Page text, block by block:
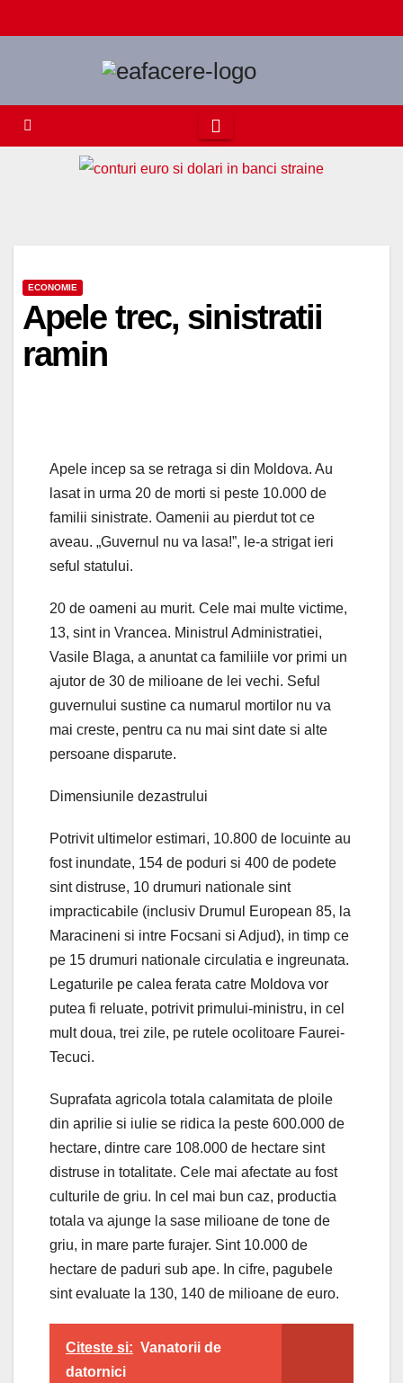
to
ECONOMIE
Apele trec, sinistratii
ramin
Apele incep sa se retraga si din Moldova. Au
lasat in urma 20 de morti si peste 10.000 de
familii sinistrate. Oamenii au pierdut tot ce
aveau. „Guvernul nu va lasa!”, le-a strigat ieri
seful statului.
20 de oameni au murit. Cele mai multe victime,
13, sint in Vrancea. Ministrul Administratiei,
Vasile Blaga, a anuntat ca familiile vor primi un
ajutor de 30 de milioane de lei vechi. Seful
guvernului sustine ca numarul mortilor nu va
mai creste, pentru ca nu mai sint date si alte
persoane disparute.
Dimensiunile dezastrului
Potrivit ultimelor estimari, 10.800 de locuinte au
fost inundate, 154 de poduri si 400 de podete
sint distruse, 10 drumuri nationale sint
impracticabile (inclusiv Drumul European 85, la
Maracineni si intre Focsani si Adjud), in timp ce
pe 15 drumuri nationale circulatia e ingreunata.
Legaturile pe calea ferata catre Moldova vor
putea fi reluate, potrivit primului-ministru, in cel
mult doua, trei zile, pe rutele ocolitoare Faurei-
Tecuci.
Suprafata agricola totala calamitata de ploile
din aprilie si iulie se ridica la peste 600.000 de
hectare, dintre care 108.000 de hectare sint
distruse in totalitate. Cele mai afectate au fost
culturile de griu. In cel mai bun caz, productia
totala va ajunge la sase milioane de tone de
griu, in mare parte furajer. Sint 10.000 de
hectare de paduri sub ape. In cifre, pagubele
sint evaluate la 130, 140 de milioane de euro.
Citeste si: Vanatorii de
datornici